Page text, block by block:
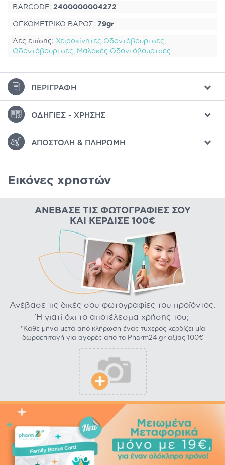
BARCODE: 2400000004272
ΟΓΚΟΜΕΤΡΙΚΟ ΒΑΡΟΣ: 79gr
Δες επίσης: Χειροκίνητες Οδοντόβουρτσες
Οδοντόβουρτσες
Μαλακές Οδοντόβουρτσες
ΠΕΡΙΓΡΑΦΉ
ΟΔΗΓΊΕΣ - ΧΡΉΣΗΣ
ΑΠΟΣΤΟΛΉ & ΠΛΗΡΩΜΉ
Εικόνες χρηστών
ΑΝΈΒΑΣΕ ΤΙΣ ΦΩΤΟΓΡΑΦΊΕΣ ΣΟΥ
ΚΑΙ ΚΈΡΔΙΣΕ 100€
Ανέβασε τις δικές σου φωτογραφίες του προϊόντος.
Ή γιατί όχι το αποτέλεσμα χρήσης του;
*Κάθε μήνα μετά από κλήρωση ένας τυχερός κερδίζει μία
δωροεπιταγή για αγορές από το Pharm24.gr αξίας 100€